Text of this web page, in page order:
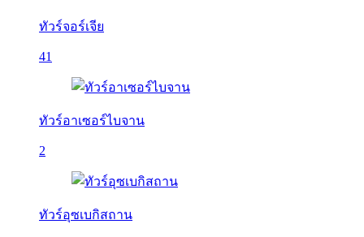
ทัวร์จอร์เจีย
41
ทัวร์อาเซอร์ไบจาน
2
ทัวร์อุซเบกิสถาน